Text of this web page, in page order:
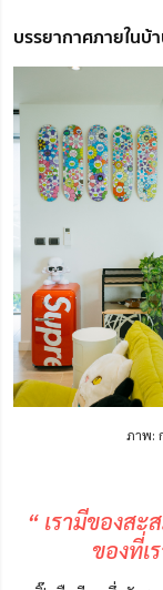
บรรยากาศภายในบ้
ภาพ:
“ เรามีของสะ
ของที่เ